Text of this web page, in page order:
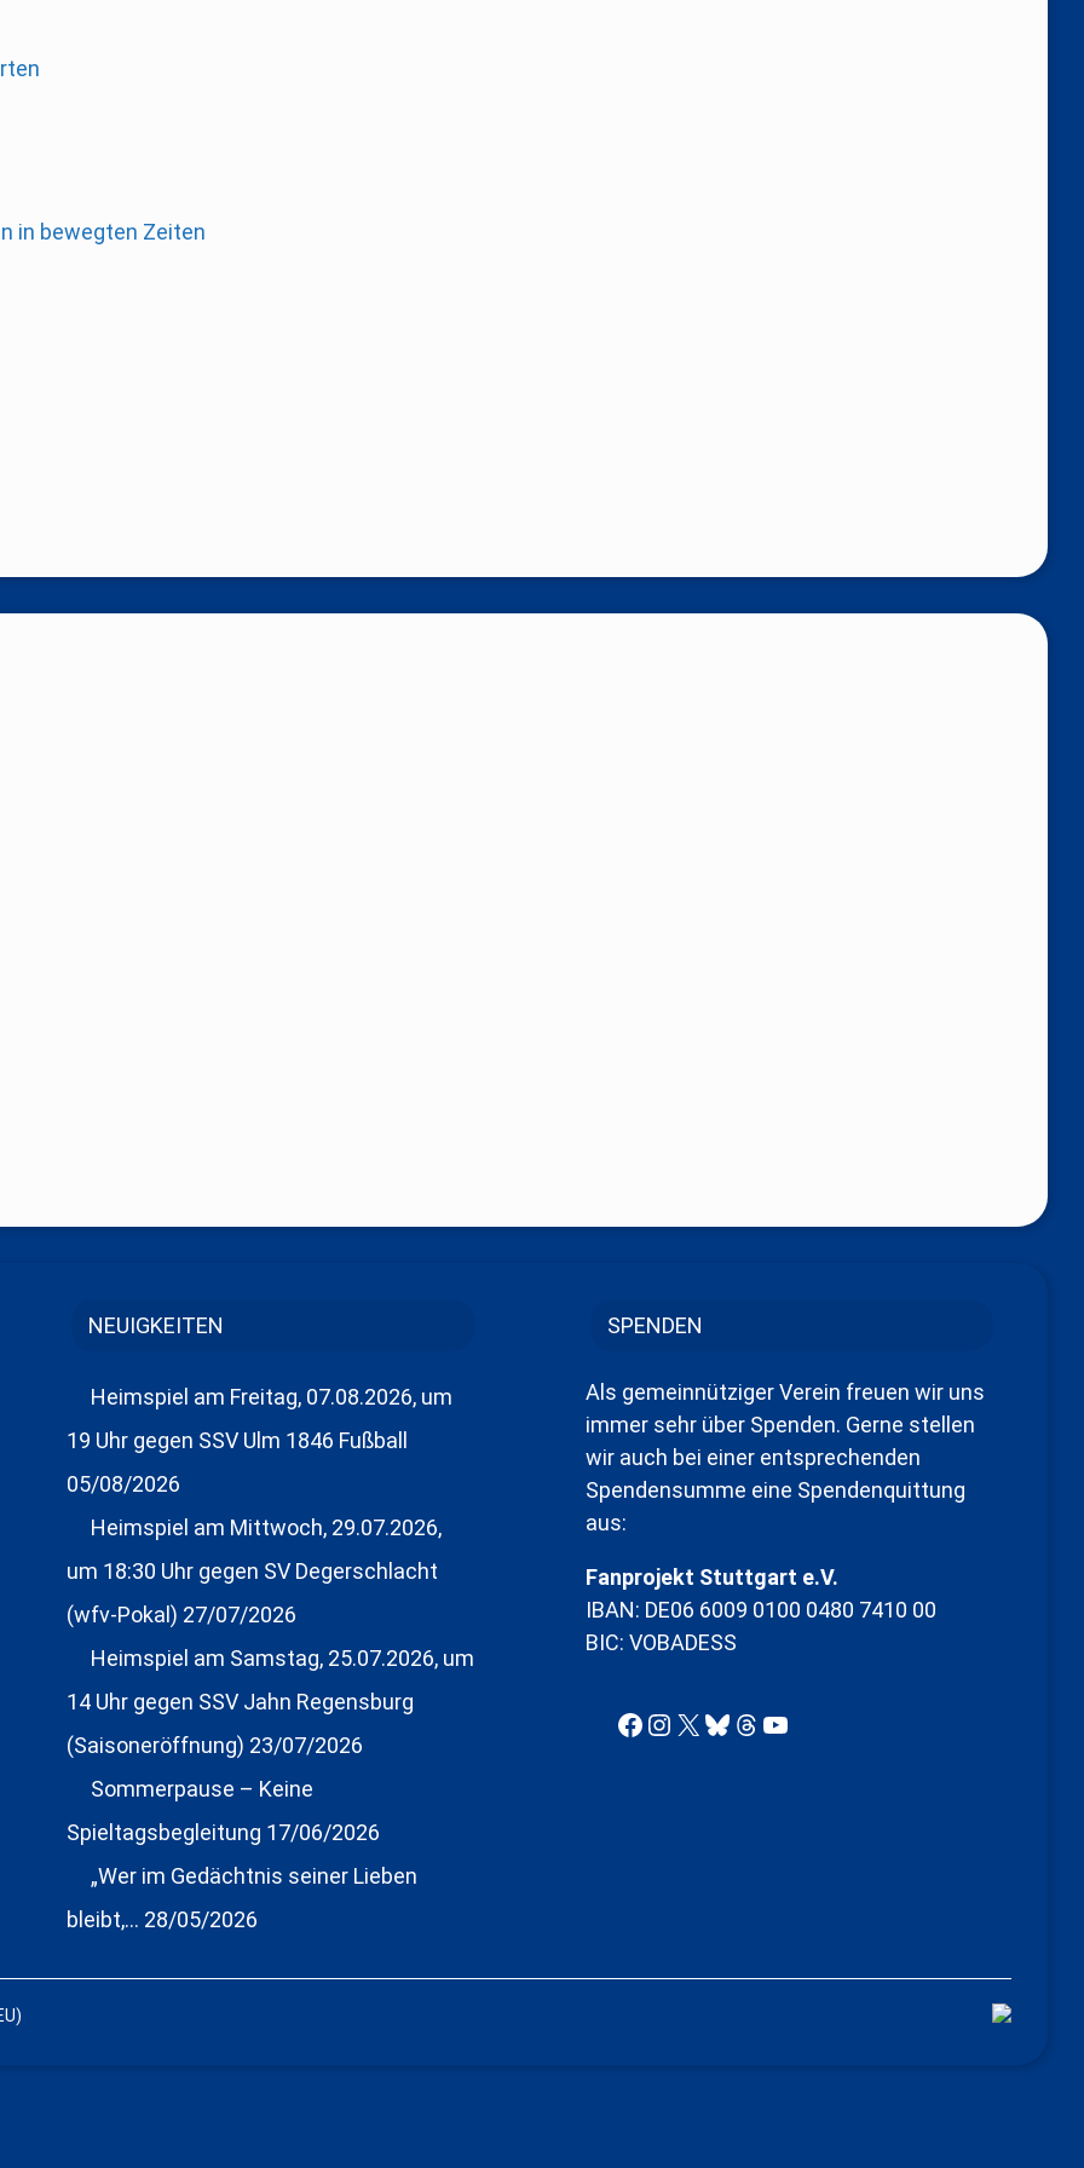
in bewegten Zeiten
NEUIGKEITEN
Heimspiel am Freitag, 07.08.2026, um
19 Uhr gegen SSV Ulm 1846 Fußball
05/08/2026
Heimspiel am Mittwoch, 29.07.2026,
um 18:30 Uhr gegen SV Degerschlacht
(wfv-Pokal) 27/07/2026
Heimspiel am Samstag, 25.07.2026, um
14 Uhr gegen SSV Jahn Regensburg
(Saisoneröffnung) 23/07/2026
Sommerpause – Keine
Spieltagsbegleitung 17/06/2026
„Wer im Gedächtnis seiner Lieben
bleibt,… 28/05/2026
SPENDEN
Als gemeinnütziger Verein freuen wir uns
immer sehr über Spenden. Gerne stellen
wir auch bei einer entsprechenden
Spendensumme eine Spendenquittung
aus:
Fanprojekt Stuttgart e.V.
IBAN: DE06 6009 0100 0480 7410 00
BIC: VOBADESS
Facebook
Instagram
X Bluesky
Threads
YouTube